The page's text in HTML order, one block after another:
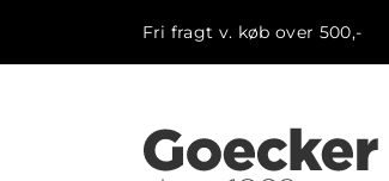
Fri fragt v. køb over 500,-